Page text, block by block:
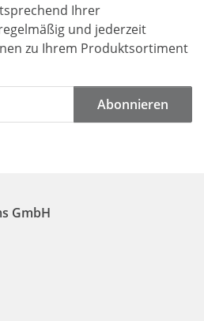
Ihrer
und jederzeit
zu Ihrem Produktsortiment
Abonnieren
GmbH